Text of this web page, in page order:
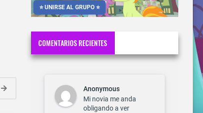
⭐ UNIRSE AL GRUPO ⭐
COMENTARIOS RECIENTES
Anonymous
Mi novia me anda
obligando a ver